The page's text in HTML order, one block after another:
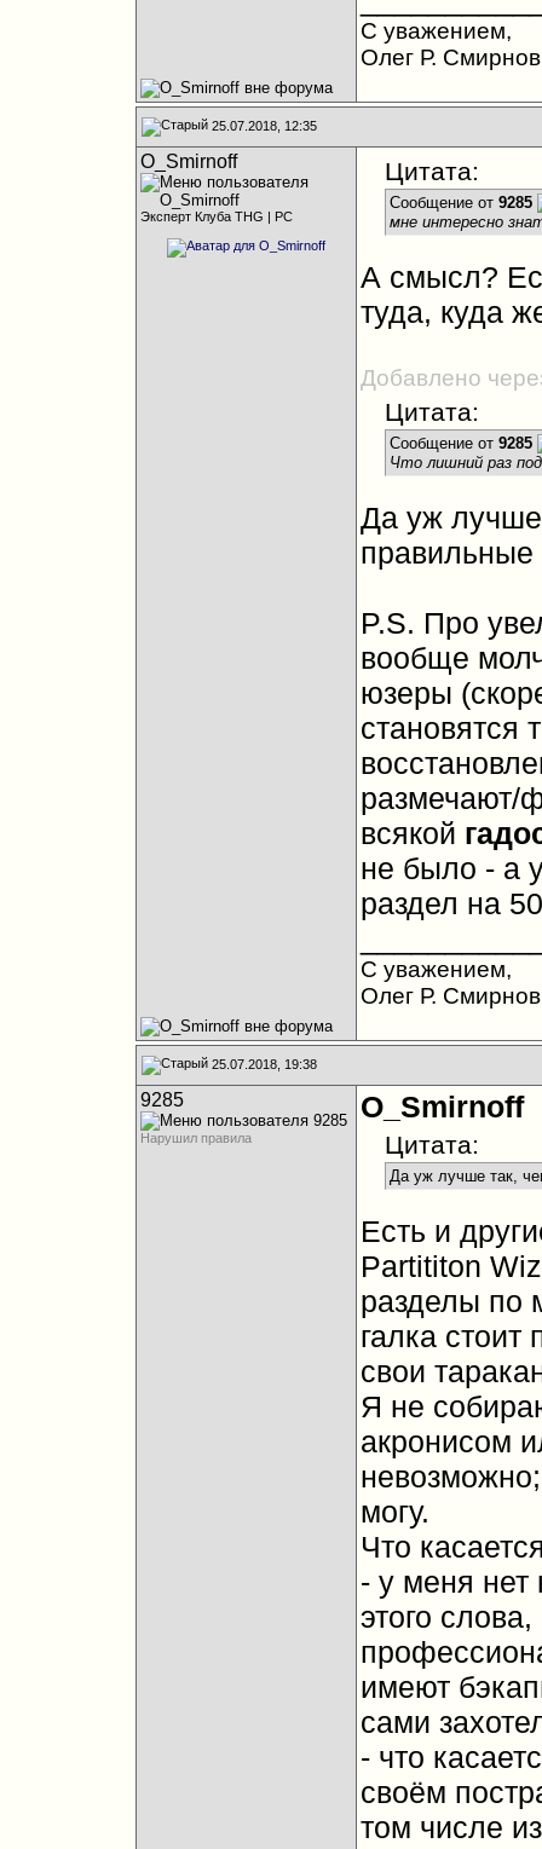
С уважением,
Олег Р. Смирнов
25.07.2018, 12:35
O_Smirnoff
Эксперт Клуба THG | PC
Цитата:
Сообщение от 9285
мне интересно
А смысл?
туда, куда
Добавлено
Цитата:
Сообщение от 9285
Что лишний раз
Да уж лучше
P.S. Про
вообще
юзеры
становятся
размечают/
всякой
не было - а
раздел на
С уважением,
Олег Р. Смирнов
25.07.2018, 19:38
9285
Нарушил правила
O_Smirnoff
Цитата:
Да уж лучше так,
Есть и
Partititon
разделы по
галка
свои
Я не
акронисом
могу.
Что
- у меня нет
этого
имеют
сами
- что
своём
том числе